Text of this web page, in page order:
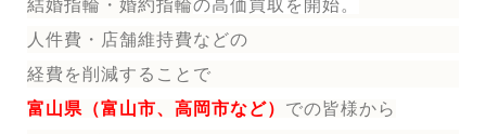
結婚指輪・婚約指輪の高価買取を開始。
人件費・店舗維持費などの
経費を削減することで
富山県（富山市、高岡市など） での皆様から